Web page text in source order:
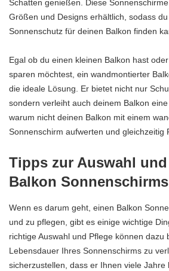
Schatten genießen. Diese
Größen und Designs erhältlich, sodass
Sonnenschutz für deinen Balkon finden
Egal ob du einen kleinen Balkon hast
sparen möchtest, ein wandmontierter
die ideale Lösung. Er bietet nicht nur
sondern verleiht auch deinem Balkon
warum nicht deinen Balkon mit einem
Sonnenschirm aufwerten und gleichzeitig
Tipps zur Auswahl
Balkon Sonnenschirms
Wenn es darum geht, einen Balkon
und zu pflegen, gibt es einige wichtige
richtige Auswahl und Pflege können dazu
Lebensdauer Ihres Sonnenschirms zu
sicherzustellen, dass er Ihnen viele Jahre